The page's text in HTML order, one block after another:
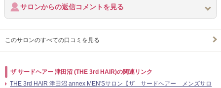
サロンからの返信コメントを見る
このサロンのすべての口コミを見る
ザ サードヘアー 津田沼 (THE 3rd HAIR)の関連リンク
THE 3rd HAIR 津田沼 annex MEN'Sサロン【ザ サードヘアー メンズサロ